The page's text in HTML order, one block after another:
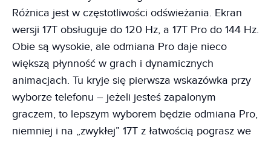
Różnica jest w częstotliwości odświeżania. Ekran
wersji 17T obsługuje do 120 Hz, a 17T Pro do 144 Hz.
Obie są wysokie, ale odmiana Pro daje nieco
większą płynność w grach i dynamicznych
animacjach. Tu kryje się pierwsza wskazówka przy
wyborze telefonu – jeżeli jesteś zapalonym
graczem, to lepszym wyborem będzie odmiana Pro,
niemniej i na „zwykłej” 17T z łatwością pograsz we